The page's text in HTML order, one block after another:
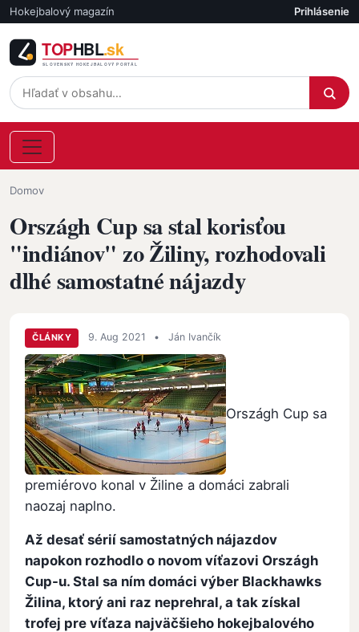
Skočiť na hlavný obsah
Hokejbalový magazín Účet
Prihlásenie
Omrvinka
Domov
Országh Cup sa stal korisťou
"indiánov" zo Žiliny, rozhodovali
dlhé samostatné nájazdy
ČLÁNKY 9. Aug 2021 • Ján Ivančík
Országh Cup sa
premiérovo konal v Žiline a domáci zabrali
naozaj naplno.
Až desať sérií samostatných nájazdov
napokon rozhodlo o novom víťazovi Országh
Cup-u. Stal sa ním domáci výber Blackhawks
Žilina, ktorý ani raz neprehral, a tak získal
trofej pre víťaza najväčšieho hokejbalového